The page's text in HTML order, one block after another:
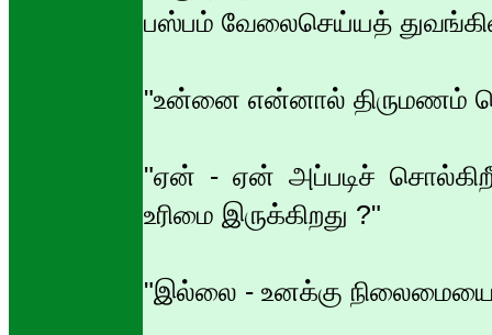
பஸ்பம் வேலைசெய்யத்
"உன்னை என்னால் திருமணம்
"ஏன் - ஏன் அப்படிச்
உரிமை இருக்கிறது ?"
"இல்லை - உனக்கு நிலைமையை